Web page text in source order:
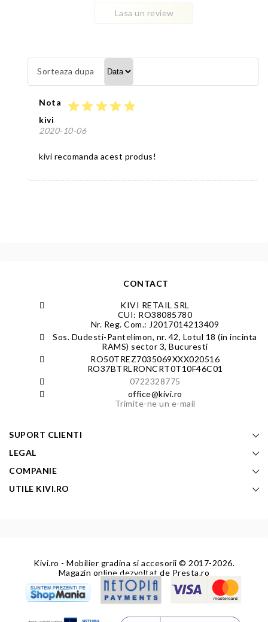
Lasa un review
Sorteaza dupa
Nota starstarstarstarstar
kivi
2020-10-06
kivi recomanda acest produs!
CONTACT
KIVI RETAIL SRL
CUI: RO38085780
Nr. Reg. Com.: J2017014213409
Sos. Dudesti-Pantelimon, nr. 42, Lotul 18 (in incinta
RAMS) sector 3, Bucuresti
RO50TREZ7035069XXX020516
RO37BTRLRONCRT0T10F46C01
0722328775
office@kivi.ro
Trimite-ne un e-mail
SUPORT CLIENTI
LEGAL
COMPANIE
UTILE KIVI.RO
Kivi.ro - Mobilier gradina si accesorii © 2017-2026.
Magazin online dezvoltat de Presta.ro